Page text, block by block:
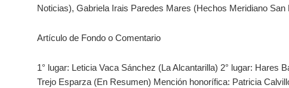
Noticias), Gabriela Irais Paredes Mares (Hechos Meridiano San
Artículo de Fondo o Comentario
1° lugar: Leticia Vaca Sánchez (La Alcantarilla) 2° lugar: Hares
Trejo Esparza (En Resumen) Mención honorífica: Patricia